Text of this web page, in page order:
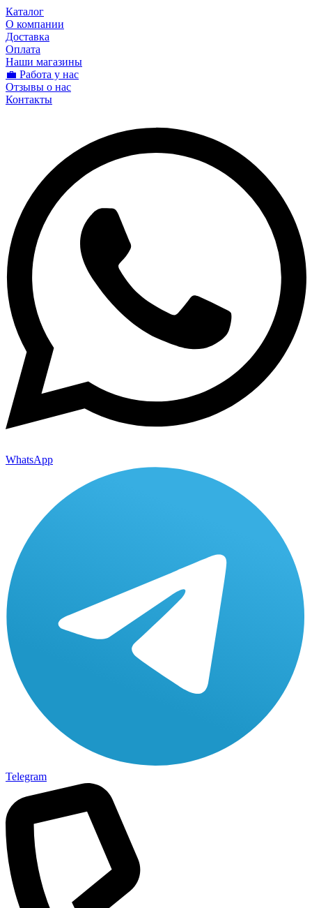
Каталог
О компании
Доставка
Оплата
Наши магазины
💼 Работа у нас
Отзывы о нас
Контакты
WhatsApp
Telegram